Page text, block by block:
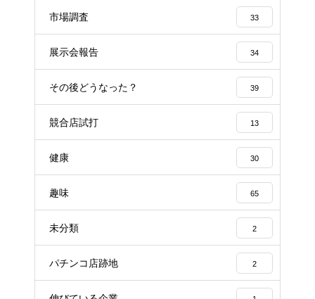
市場調査 33
展示会報告 34
その後どうなった？ 39
競合店試打 13
健康 30
趣味 65
未分類 2
パチンコ店跡地 2